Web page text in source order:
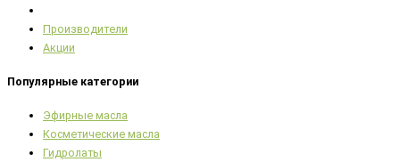
Производители
Акции
Популярные категории
Эфирные масла
Косметические масла
Гидролаты